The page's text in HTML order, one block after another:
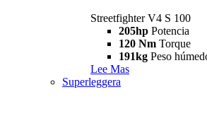
Streetfighter V4 S 100
205hp Potencia
120 Nm Torque
191kg Peso
Lee Mas
Superleggera